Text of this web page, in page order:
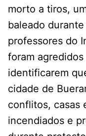
morto a tiros,
baleado
professores do
foram
identificarem
cidade de
conflitos, casas
incendiados e